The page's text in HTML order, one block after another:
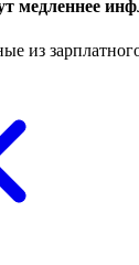
медленнее
из